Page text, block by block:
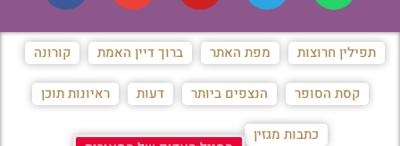
תפילין חרוצות מפת האתר ברוך דיין האמת קורונה
קסת הסופר הנצפים ביותר דעות ראיונות תוכן
כתבות מגזין